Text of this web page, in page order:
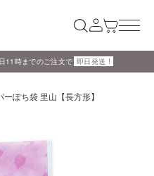
11時までのご注文で 即日発送 !
ぽち袋 里山【長方形】